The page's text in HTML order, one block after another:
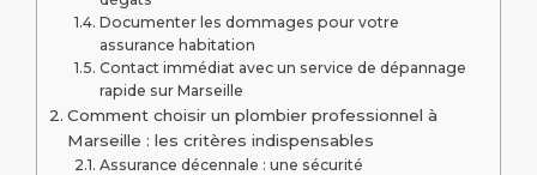
Documenter les dommages pour votre
assurance habitation
Contact immédiat avec un service de dépannage
rapide sur Marseille
Comment choisir un plombier professionnel à
Marseille : les critères indispensables
Assurance décennale : une sécurité